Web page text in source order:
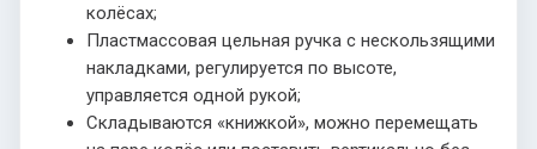
колёсах;
Пластмассовая цельная ручка с нескользящими
накладками, регулируется по высоте,
управляется одной рукой;
Складываются «книжкой», можно перемещать